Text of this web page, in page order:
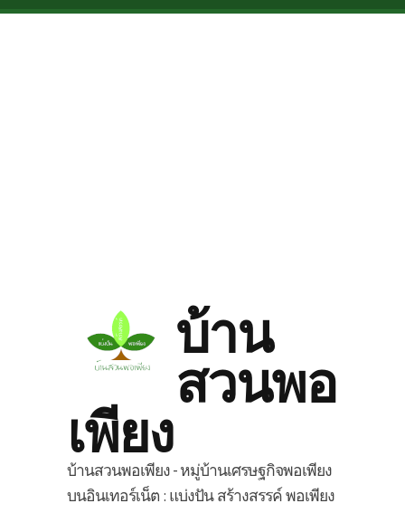
Skip to main content
บ้าน
สวนพอ
เพียง
บ้านสวนพอเพียง - หมู่บ้านเศรษฐกิจพอเพียง
บนอินเทอร์เน็ต : แบ่งปัน สร้างสรรค์ พอเพียง